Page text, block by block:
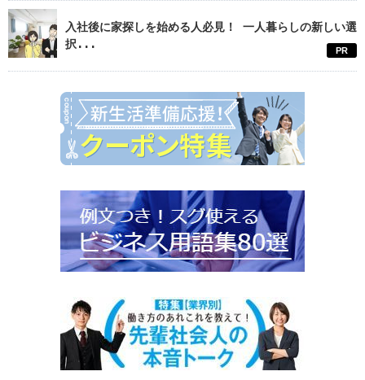
入社後に家探しを始める人必見！ 一人暮らしの新しい選
択...
PR